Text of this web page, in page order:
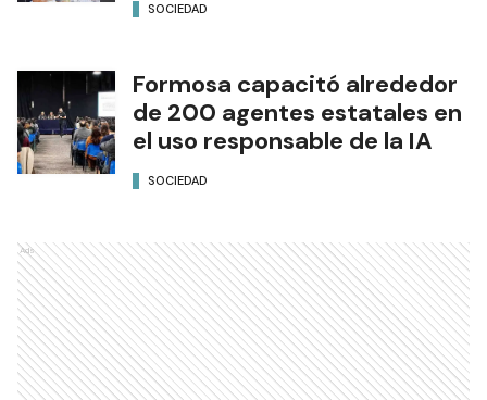
SOCIEDAD
Formosa capacitó alrededor
de 200 agentes estatales en
el uso responsable de la IA
SOCIEDAD
Ads